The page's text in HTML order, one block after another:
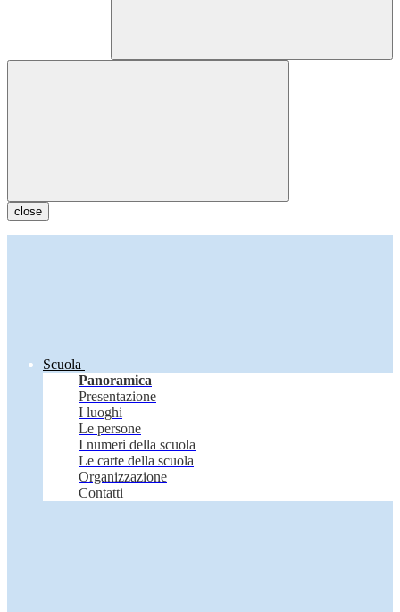
close
Scuola
Panoramica
Presentazione
I luoghi
Le persone
I numeri della scuola
Le carte della scuola
Organizzazione
Contatti